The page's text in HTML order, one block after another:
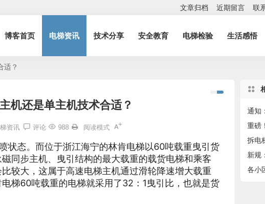
文章归档 近期留言 联
博客首页 电梯资讯 技术分享 安全教育 电梯检验 生活感悟
适？
机还是单主机技术合适？
资讯 评论 988 阅读模式
态。而位于浙江海宁的林肯电梯以60吨载重曳引货
同步主机、曳引结构的最大载重的载货电梯和乘客
较大，这属于高速电梯主机通过滑轮降速增大载重
梯60吨载重的电梯就采用了32：1曳引比，也就是货